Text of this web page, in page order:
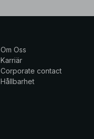
Om Oss
Karriär
Corporate contact
Hållbarhet